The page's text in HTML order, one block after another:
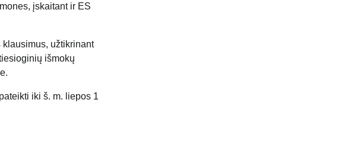
įskaitant ir ES
užtikrinant
išmokų
iki š. m. liepos 1